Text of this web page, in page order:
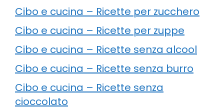
Cibo e cucina – Ricette per zucchero
Cibo e cucina – Ricette per zuppe
Cibo e cucina – Ricette senza alcool
Cibo e cucina – Ricette senza burro
Cibo e cucina – Ricette senza
cioccolato